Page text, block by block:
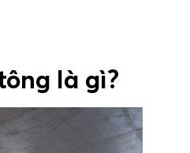
là gì?